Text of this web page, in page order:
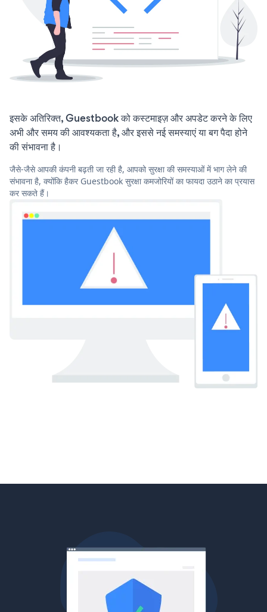
इसके अतिरिक्त, Guestbook को कस्टमाइज़ और अपडेट करने के लिए
अभी और समय की आवश्यकता है, और इससे नई समस्याएं या बग पैदा होने
की संभावना है।
जैसे-जैसे आपकी कंपनी बढ़ती जा रही है, आपको सुरक्षा की समस्याओं में भाग लेने की
संभावना है, क्योंकि हैकर Guestbook सुरक्षा कमजोरियों का फायदा उठाने का प्रयास
कर सकते हैं।